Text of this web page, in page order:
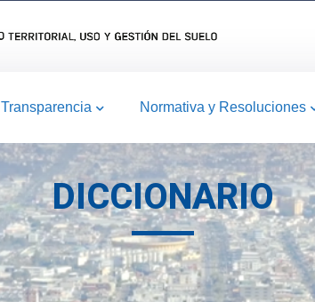
Transparencia Normativa y Resoluciones
DICCIONARIO